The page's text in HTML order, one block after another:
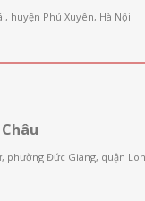
huyện Phú Xuyên, Hà Nội
phường Đức Giang, quận